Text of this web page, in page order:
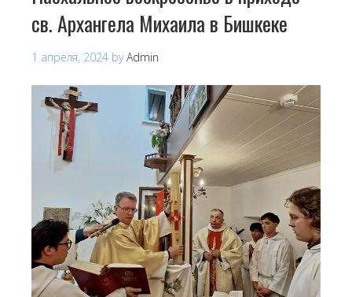
св. Архангела Михаила в Бишкеке
1 апреля, 2024 byAdmin